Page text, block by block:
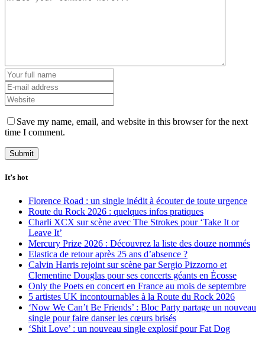
Save my name, email, and website in this browser for the next
time I comment.
It’s hot
Florence Road : un single inédit à écouter de toute urgence
Route du Rock 2026 : quelques infos pratiques
Charli XCX sur scène avec The Strokes pour ‘Take It or
Leave It’
Mercury Prize 2026 : Découvrez la liste des douze nommés
Elastica de retour après 25 ans d’absence ?
Calvin Harris rejoint sur scène par Sergio Pizzorno et
Clementine Douglas pour ses concerts géants en Écosse
Only the Poets en concert en France au mois de septembre
5 artistes UK incontournables à la Route du Rock 2026
‘Now We Can’t Be Friends’ : Bloc Party partage un nouveau
single pour faire danser les cœurs brisés
‘Shit Love’ : un nouveau single explosif pour Fat Dog